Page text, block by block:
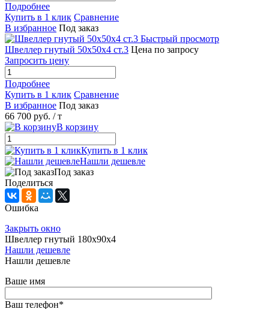
Подробнее
Купить в 1 клик Сравнение
В избранное Под заказ
Быстрый просмотр
Швеллер гнутый 50х50х4 ст.3 Цена по запросу
Запросить цену
Подробнее
Купить в 1 клик Сравнение
В избранное Под заказ
66 700 руб. / т
В корзину
Купить в 1 клик
Нашли дешевле
Под заказ
Поделиться
Ошибка
Закрыть окно
Швеллер гнутый 180х90х4
Нашли дешевле
Нашли дешевле
Ваше имя
Ваш телефон*